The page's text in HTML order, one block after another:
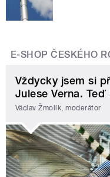
E-SHOP ČESKÉHO
Vždycky jsem si
Julese Verna.
Václav Žmolík, moderátor